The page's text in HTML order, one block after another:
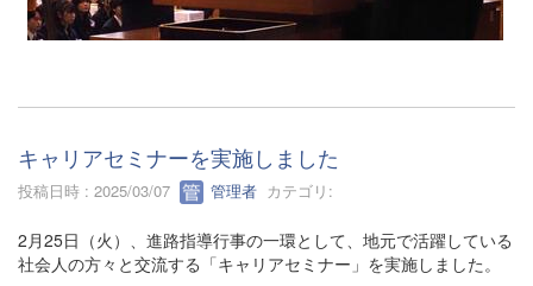
キャリアセミナーを実施しました
投稿日時 : 2025/03/07 管理者 カテゴリ:
2月25日（火）、進路指導行事の一環として、地元で活躍している
社会人の方々と交流する「キャリアセミナー」を実施しました。